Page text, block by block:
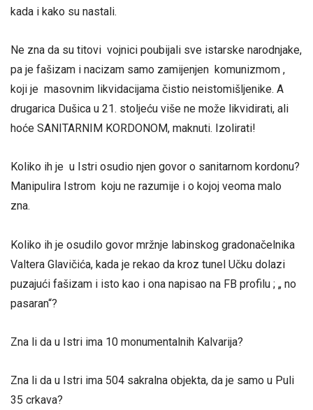
kada i kako su nastali.
Ne zna da su titovi vojnici poubijali sve istarske narodnjake,
pa je fašizam i nacizam samo zamijenjen komunizmom ,
koji je masovnim likvidacijama čistio neistomišljenike. A
drugarica Dušica u 21. stoljeću više ne može likvidirati, ali
hoće SANITARNIM KORDONOM, maknuti. Izolirati!
Koliko ih je u Istri osudio njen govor o sanitarnom kordonu?
Manipulira Istrom koju ne razumije i o kojoj veoma malo
zna.
Koliko ih je osudilo govor mržnje labinskog gradonačelnika
Valtera Glavičića, kada je rekao da kroz tunel Učku dolazi
puzajući fašizam i isto kao i ona napisao na FB profilu ; „ no
pasaran“?
Zna li da u Istri ima 10 monumentalnih Kalvarija?
Zna li da u Istri ima 504 sakralna objekta, da je samo u Puli
35 crkava?